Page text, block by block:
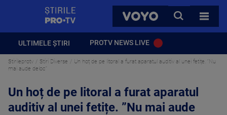
VOYO
CAUTA
TOATE
ULTIMELE ȘTIRI PROTV NEWS LIVE
Stirileprotv Stiri Diverse
Un hoț de pe litoral a furat aparatul auditiv al unei fetițe. ”Nu
mai aude deloc”
Un hoț de pe litoral a furat aparatul
auditiv al unei fetițe. ”Nu mai aude